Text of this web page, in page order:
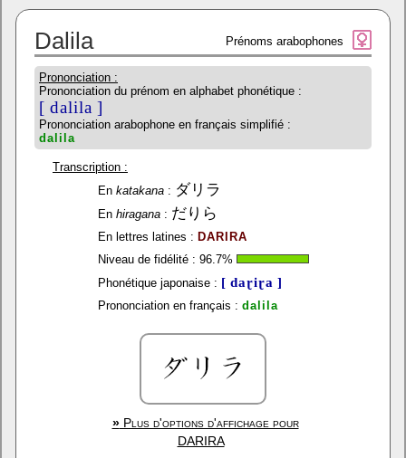
Dalila Prénoms arabophones
Prononciation :
Prononciation du prénom en alphabet phonétique :
[ dalila ]
Prononciation arabophone en français simplifié :
dalila
Transcription :
En katakana: ダリラ
En hiragana: だりら
En lettres latines : DARIRA
Niveau de fidélité : 96.7%
Phonétique japonaise : [ daɽiɽa ]
Prononciation en français : dalila
»Plus d'options d'affichage pour
DARIRA